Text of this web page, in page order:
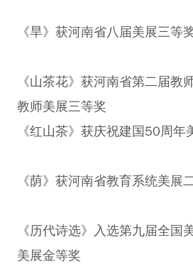
《旱》获河南省八
《山茶花》获河南省第二届教
教师美展三等奖
《红山茶》获庆祝建国
《荫》获河南省教育
《历代诗选》入选第九届全国
美展金等奖